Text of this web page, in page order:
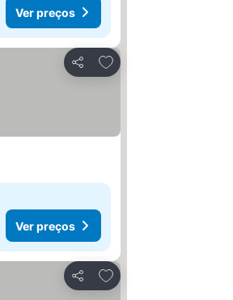
Ver preços
Partilhar
Adicionar aos favoritos
Ver preços
Partilhar
Adicionar aos favoritos